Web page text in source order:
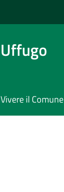
Vivere il Comune